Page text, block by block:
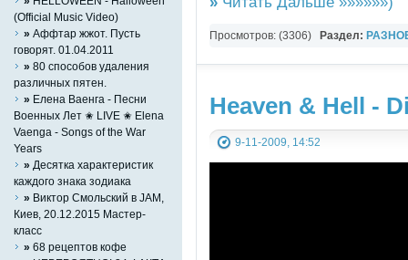
Просмотров: (3306) Раздел:
Heaven & Hell -
9-11-2009, 14:52
(Official Music Video)
» Аффтар жжот. Пусть
говорят. 01.04.2011
» 80 способов удаления
различных пятен.
» Елена Ваенга - Песни
Военных Лет ✬ LIVE ✬ Elena
Vaenga - Songs of the War
Years
» Десятка характеристик
каждого знака зодиака
» Виктор Смольский в JAM,
Киев, 20.12.2015 Мастер-
класс
» 68 рецептов кофе